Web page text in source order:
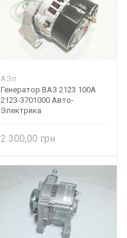
АЭл
Генератор ВАЗ 2123 100А
2123-3701000 Авто-
Электрика
2 300,00